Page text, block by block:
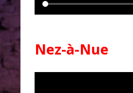
Nez-à-Nue